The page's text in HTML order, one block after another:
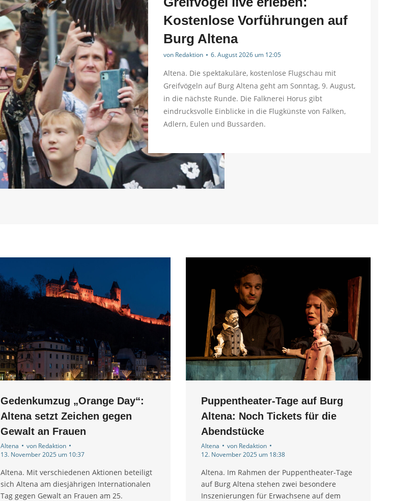
Kostenlose Vorführungen auf
Burg Altena
von Redaktion 6. August 2026 um 12:05
Altena. Die spektakuläre, kostenlose Flugschau mit
Greifvögeln auf Burg Altena geht am Sonntag, 9. August,
in die nächste Runde. Die Falknerei Horus gibt
eindrucksvolle Einblicke in die Flugkünste von Falken,
Adlern, Eulen und Bussarden.
Gedenkumzug „Orange Day“:
Altena setzt Zeichen gegen
Gewalt an Frauen
Altena von Redaktion
13. November 2025 um 10:37
Altena. Mit verschiedenen Aktionen beteiligt
sich Altena am diesjährigen Internationalen
Tag gegen Gewalt an Frauen am 25.
Puppentheater-Tage auf Burg
Altena: Noch Tickets für die
Abendstücke
Altena von Redaktion
12. November 2025 um 18:38
Altena. Im Rahmen der Puppentheater-Tage
auf Burg Altena stehen zwei besondere
Inszenierungen für Erwachsene auf dem